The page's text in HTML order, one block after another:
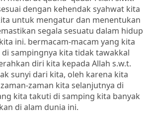
dengan kehendak syahwat kita
untuk mengatur dan menentukan
segala sesuatu dalam hidup
ini. bermacam-macam yang kita
sampingnya kita tidak tawakkal
diri kita kepada Allah s.w.t.
sunyi dari kita, oleh karena kita
zaman kita selanjutnya di
kita takuti di samping kita banyak
di alam dunia ini.